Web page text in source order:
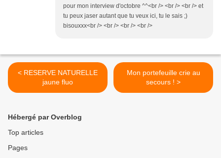
pour mon interview d'octobre ^^<br /> <br /> <br /> et
tu peux jaser autant que tu veux ici, tu le sais ;)
bisouxxx<br /> <br /> <br /> <br />
< RESERVE NATURELLE
jaune fluo
Mon portefeuille crie au
secours ! >
Hébergé par Overblog
Top articles
Pages